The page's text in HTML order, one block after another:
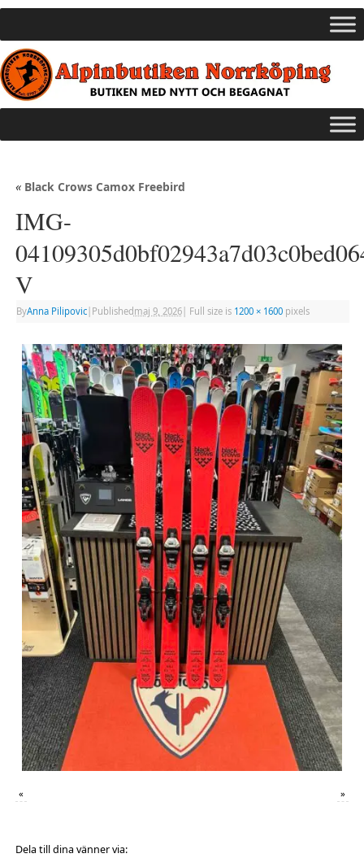
«Black Crows Camox Freebird
IMG-
V
ByAnna Pilipovic| Published maj 9, 2026| Full size is 1200 × 1600pixels
« »
Dela till dina vänner via: